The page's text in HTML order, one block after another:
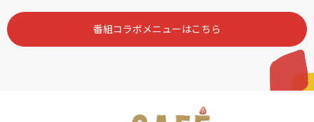
番組コラボメニューはこちら